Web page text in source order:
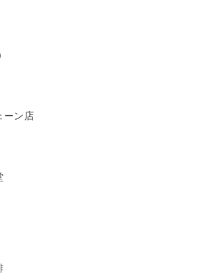
ーン店